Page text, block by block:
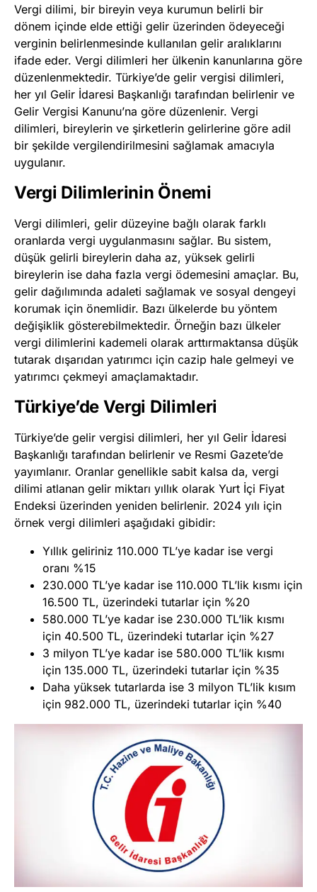
Vergi dilimi, bir bireyin veya kurumun belirli bir
dönem içinde elde ettiği gelir üzerinden ödeyeceği
verginin belirlenmesinde kullanılan gelir aralıklarını
ifade eder. Vergi dilimleri her ülkenin kanunlarına göre
düzenlenmektedir. Türkiye’de gelir vergisi dilimleri,
her yıl Gelir İdaresi Başkanlığı tarafından belirlenir ve
Gelir Vergisi Kanunu’na göre düzenlenir. Vergi
dilimleri, bireylerin ve şirketlerin gelirlerine göre adil
bir şekilde vergilendirilmesini sağlamak amacıyla
uygulanır.
Vergi Dilimlerinin Önemi
Vergi dilimleri, gelir düzeyine bağlı olarak farklı
oranlarda vergi uygulanmasını sağlar. Bu sistem,
düşük gelirli bireylerin daha az, yüksek gelirli
bireylerin ise daha fazla vergi ödemesini amaçlar. Bu,
gelir dağılımında adaleti sağlamak ve sosyal dengeyi
korumak için önemlidir. Bazı ülkelerde bu yöntem
değişiklik gösterebilmektedir. Örneğin bazı ülkeler
vergi dilimlerini kademeli olarak arttırmaktansa düşük
tutarak dışarıdan yatırımcı için cazip hale gelmeyi ve
yatırımcı çekmeyi amaçlamaktadır.
Türkiye’de Vergi Dilimleri
Türkiye’de gelir vergisi dilimleri, her yıl Gelir İdaresi
Başkanlığı tarafından belirlenir ve Resmi Gazete’de
yayımlanır. Oranlar genellikle sabit kalsa da, vergi
dilimi atlanan gelir miktarı yıllık olarak Yurt İçi Fiyat
Endeksi üzerinden yeniden belirlenir. 2024 yılı için
örnek vergi dilimleri aşağıdaki gibidir:
Yıllık geliriniz 110.000 TL’ye kadar ise vergi
oranı %15
230.000 TL’ye kadar ise 110.000 TL’lik kısmı için
16.500 TL, üzerindeki tutarlar için %20
580.000 TL’ye kadar ise 230.000 TL’lik kısmı
için 40.500 TL, üzerindeki tutarlar için %27
3 milyon TL’ye kadar ise 580.000 TL’lik kısmı
için 135.000 TL, üzerindeki tutarlar için %35
Daha yüksek tutarlarda ise 3 milyon TL’lik kısım
için 982.000 TL, üzerindeki tutarlar için %40